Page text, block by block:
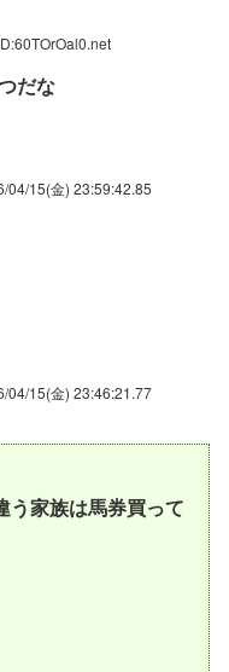
だな
04/15(金) 23:59:42.85
04/15(金) 23:46:21.77
う家族は馬券買って